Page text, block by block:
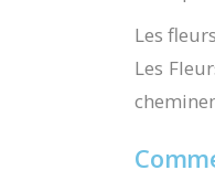
Les
Les